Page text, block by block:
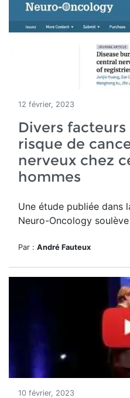
12 février, 2023
Divers
risque de
nerveux chez
hommes
Une étude publiée dans
Neuro-Oncology
Par : André Fauteux
10 février, 2023